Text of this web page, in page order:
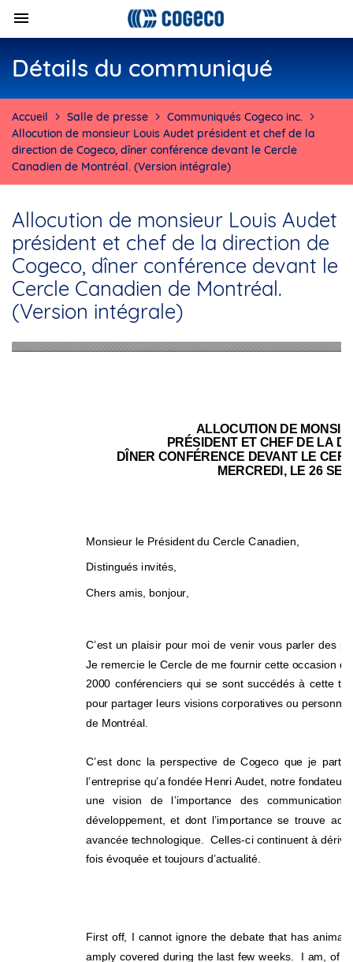
Détails du communiqué
Accueil Salle de presse
Communiqués Cogeco inc.
Allocution de monsieur Louis Audet président et chef de la
direction de Cogeco, dîner conférence devant le Cercle
Canadien de Montréal. (Version intégrale)
Allocution de monsieur Louis Audet
président et chef de la direction de
Cogeco, dîner conférence devant le
Cercle Canadien de Montréal.
(Version intégrale)
ALLOCUTION DE
PRÉSIDENT ET CHEF DE LA
DÎNER CONFÉRENCE DEVANT LE
MERCREDI, LE 26
Monsieur le Président du Cercle Canadien,
Distingués invités,
Chers amis, bonjour,
C’est un plaisir pour moi de venir vous parler des
Je remercie le Cercle de me fournir cette occasion
2000 conférenciers qui se sont succédés à cette
pour partager leurs visions corporatives ou
de Montréal.
C’est donc la perspective de Cogeco que je
l’entreprise qu’a fondée Henri Audet, notre
une vision de l’importance des
développement, et dont l’importance se trouve a
avancée technologique.  Celles-ci continuent à
fois évoquée et toujours d’actualité.
First off, I cannot ignore the debate that has
amply covered during the last few weeks.  I am, of